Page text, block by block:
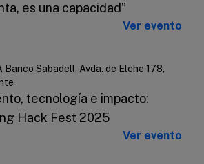
es una capacidad”
Ver evento
Banco Sabadell, Avda. de Elche 178,
tecnología e impacto:
Hack Fest 2025
Ver evento